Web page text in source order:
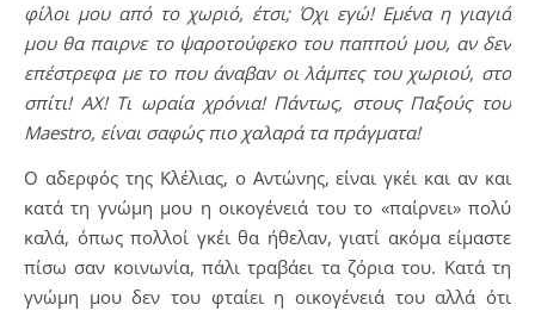
φίλοι μου από το χωριό, έτσι; Όχι εγώ! Εμένα η γιαγιά
μου θα παιρνε το ψαροτούφεκο του παππού μου, αν δεν
επέστρεφα με το που άναβαν οι λάμπες του χωριού, στο
σπίτι! ΑΧ! Τι ωραία χρόνια! Πάντως, στους Παξούς του
Maestro, είναι σαφώς πιο χαλαρά τα πράγματα!
Ο αδερφός της Κλέλιας, ο Αντώνης, είναι γκέι και αν και
κατά τη γνώμη μου η οικογένειά του το «παίρνει» πολύ
καλά, όπως πολλοί γκέι θα ήθελαν, γιατί ακόμα είμαστε
πίσω σαν κοινωνία, πάλι τραβάει τα ζόρια του. Κατά τη
γνώμη μου δεν του φταίει η οικογένειά του αλλά ότι